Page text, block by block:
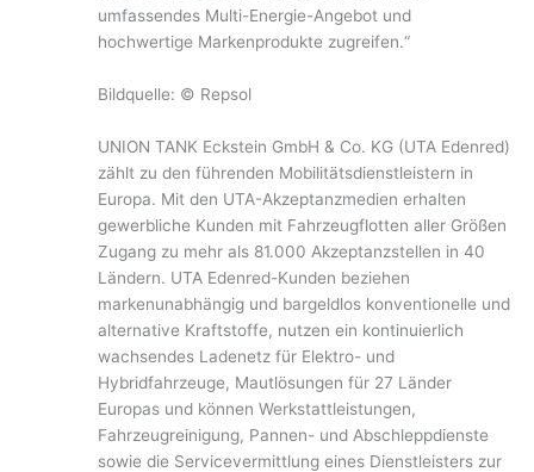
umfassendes Multi-Energie-Angebot und
hochwertige Markenprodukte zugreifen.“
Bildquelle: © Repsol
UNION TANK Eckstein GmbH & Co. KG (UTA Edenred)
zählt zu den führenden Mobilitätsdienstleistern in
Europa. Mit den UTA-Akzeptanzmedien erhalten
gewerbliche Kunden mit Fahrzeugflotten aller Größen
Zugang zu mehr als 81.000 Akzeptanzstellen in 40
Ländern. UTA Edenred-Kunden beziehen
markenunabhängig und bargeldlos konventionelle und
alternative Kraftstoffe, nutzen ein kontinuierlich
wachsendes Ladenetz für Elektro- und
Hybridfahrzeuge, Mautlösungen für 27 Länder
Europas und können Werkstattleistungen,
Fahrzeugreinigung, Pannen- und Abschleppdienste
sowie die Servicevermittlung eines Dienstleisters zur